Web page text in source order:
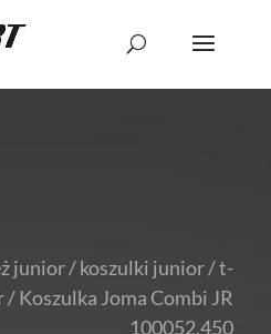
junior/koszulki junior/t-
/ Koszulka Joma Combi JR
100052.450